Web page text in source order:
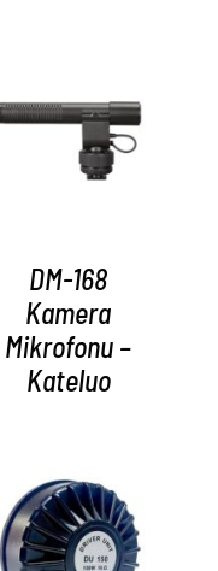
AYRINTILAR
DM-168
Kamera
Mikrofonu –
Kateluo
AYRINTILAR